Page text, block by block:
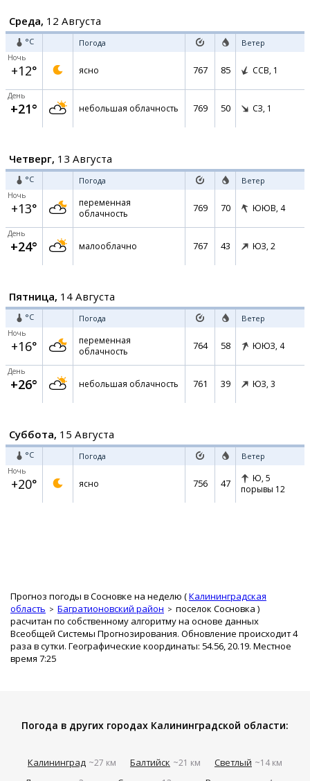
Среда, 12 Августа
°C Погода Ветер
Ночь
+12° ясно 767 85 ССВ, 1
День
+21° небольшая облачность 769 50 СЗ, 1
Четверг, 13 Августа
°C Погода Ветер
Ночь
+13°
переменная
облачность
769 70 ЮЮВ, 4
День
+24° малооблачно 767 43 ЮЗ, 2
Пятница, 14 Августа
°C Погода Ветер
Ночь
+16°
переменная
облачность
764 58 ЮЮЗ, 4
День
+26° небольшая облачность 761 39 ЮЗ, 3
Суббота, 15 Августа
°C Погода Ветер
Ночь
+20° ясно 756 47 Ю, 5
порывы 12
Прогноз погоды в Сосновке на неделю (Калининградская
область
Багратионовский район поселок Сосновка )
расчитан по собственному алгоритму на основе данных
Всеобщей Системы Прогнозирования. Обновление происходит 4
раза в сутки. Географические координаты: 54.56, 20.19. Местное
время 7:25
Погода в других городах Калининградской области:
Калининград ~27 км Балтийск ~21 км Светлый ~14 км